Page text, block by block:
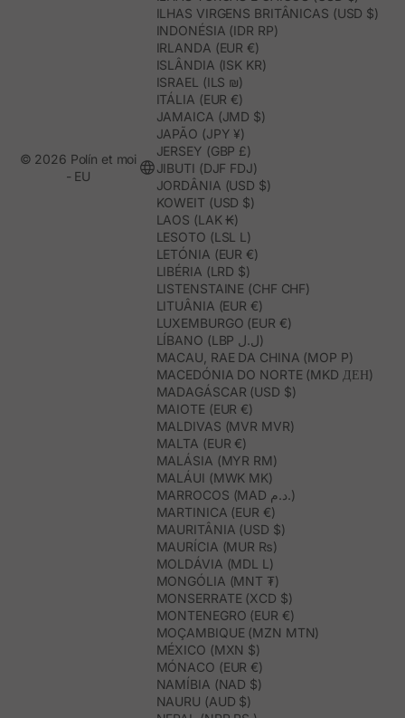
ILHAS VIRGENS BRITÂNICAS (USD $)
INDONÉSIA (IDR RP)
IRLANDA (EUR €)
ISLÂNDIA (ISK KR)
ISRAEL (ILS ₪)
ITÁLIA (EUR €)
JAMAICA (JMD $)
JAPÃO (JPY ¥)
JERSEY (GBP £)
JIBUTI (DJF FDJ)
JORDÂNIA (USD $)
KOWEIT (USD $)
LAOS (LAK ₭)
LESOTO (LSL L)
LETÓNIA (EUR €)
LIBÉRIA (LRD $)
LISTENSTAINE (CHF CHF)
LITUÂNIA (EUR €)
LUXEMBURGO (EUR €)
LÍBANO (LBP ل.ل)
MACAU, RAE DA CHINA (MOP P)
MACEDÓNIA DO NORTE (MKD ДЕН)
MADAGÁSCAR (USD $)
MAIOTE (EUR €)
MALDIVAS (MVR MVR)
MALTA (EUR €)
MALÁSIA (MYR RM)
MALÁUI (MWK MK)
MARROCOS (MAD د.م.)
MARTINICA (EUR €)
MAURITÂNIA (USD $)
MAURÍCIA (MUR ₨)
MOLDÁVIA (MDL L)
MONGÓLIA (MNT ₮)
MONSERRATE (XCD $)
MONTENEGRO (EUR €)
MOÇAMBIQUE (MZN MTN)
MÉXICO (MXN $)
MÓNACO (EUR €)
NAMÍBIA (NAD $)
NAURU (AUD $)
© 2026 Polín et moi
- EU